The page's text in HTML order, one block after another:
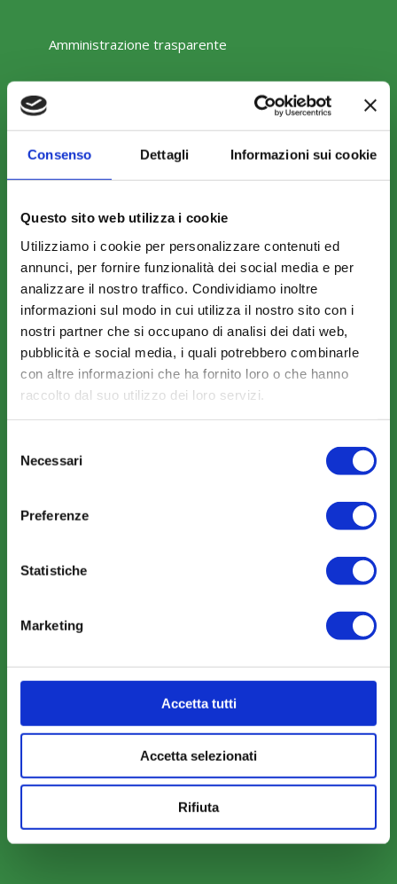
Consenso Dettagli Informazioni sui cookie
Questo sito web utilizza i cookie
Utilizziamo i cookie per personalizzare contenuti ed
annunci, per fornire funzionalità dei social media e per
analizzare il nostro traffico. Condividiamo inoltre
informazioni sul modo in cui utilizza il nostro sito con i
nostri partner che si occupano di analisi dei dati web,
pubblicità e social media, i quali potrebbero combinarle
con altre informazioni che ha fornito loro o che hanno
raccolto dal suo utilizzo dei loro servizi.
delNecessari
Preferenze
Statistiche
Marketing
Accetta tutti
Accetta selezionati
Rifiuta
Amministrazione trasparente
COME ADERIRE
Strumenti
COMUNICAZIONI
News
Sfoglia la nostra brochure
AREA RISERVATA
Farc Interattivo